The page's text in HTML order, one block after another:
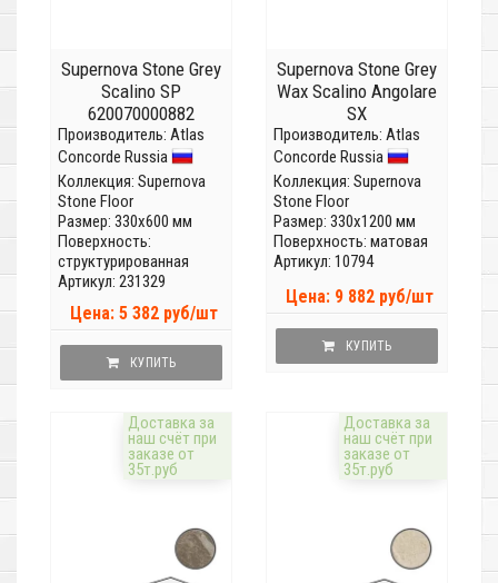
Supernova Stone Grey
Scalino SP
620070000882
Производитель: Atlas
Concorde Russia
Коллекция: Supernova
Stone Floor
Размер: 330x600 мм
Поверхность:
структурированная
Артикул: 231329
Цена: 5 382 руб/шт
КУПИТЬ
Supernova Stone Grey
Wax Scalino Angolare
SX
Производитель: Atlas
Concorde Russia
Коллекция: Supernova
Stone Floor
Размер: 330x1200 мм
Поверхность: матовая
Артикул: 10794
Цена: 9 882 руб/шт
КУПИТЬ
Доставка за
наш счёт при
заказе от
35т.руб
Доставка за
наш счёт при
заказе от
35т.руб